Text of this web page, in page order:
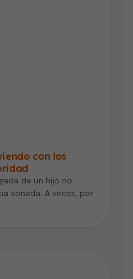
con los
de un hijo no
soñada. A veces, por